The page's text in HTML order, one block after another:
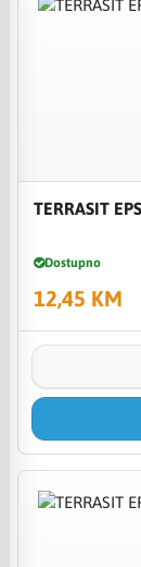
TERRASIT
Dostupno
12,45 KM